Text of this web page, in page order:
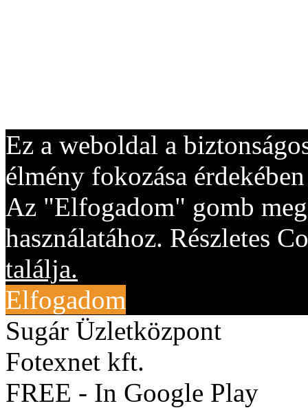
Ez a weboldal a
élmény fokozása
Az "Elfogadom" gomb
használatához. Részletes
találja.
Elfogadom
Sugár Üzletközpont
Fotexnet kft.
FREE - In Google Play